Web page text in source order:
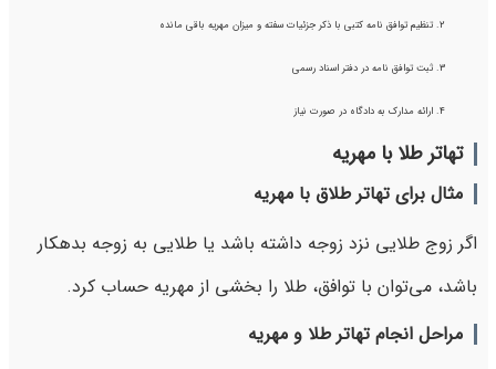
تنظیم توافق‌ نامه کتبی با ذکر جزئیات سفته و میزان مهریه باقی‌ مانده
ثبت توافق‌ نامه در دفتر اسناد رسمی
ارائه مدارک به دادگاه در صورت نیاز
تهاتر طلا با مهریه
مثال برای تهاتر طلاق با مهریه
اگر زوج طلایی نزد زوجه داشته باشد یا طلایی به زوجه بدهکار
باشد، می‌توان با توافق، طلا را بخشی از مهریه حساب کرد.
مراحل انجام تهاتر طلا و مهریه